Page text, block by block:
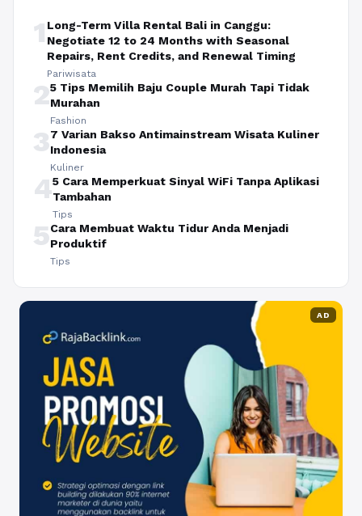
1 Long-Term Villa Rental Bali in Canggu:
Negotiate 12 to 24 Months with Seasonal
Repairs, Rent Credits, and Renewal Timing
Pariwisata
25 Tips Memilih Baju Couple Murah Tapi Tidak
Murahan
Fashion
37 Varian Bakso Antimainstream Wisata Kuliner
Indonesia
Kuliner
45 Cara Memperkuat Sinyal WiFi Tanpa Aplikasi
Tambahan
Tips
5Cara Membuat Waktu Tidur Anda Menjadi
Produktif
Tips
AD